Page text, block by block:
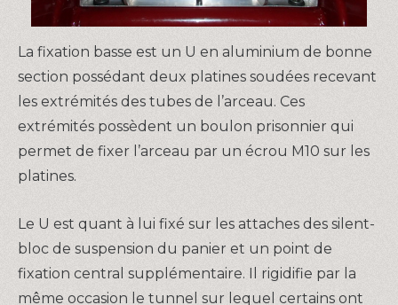
La fixation basse est un U en aluminium de bonne
section possédant deux platines soudées recevant
les extrémités des tubes de l’arceau. Ces
extrémités possèdent un boulon prisonnier qui
permet de fixer l’arceau par un écrou M10 sur les
platines.
Le U est quant à lui fixé sur les attaches des silent-
bloc de suspension du panier et un point de
fixation central supplémentaire. Il rigidifie par la
même occasion le tunnel sur lequel certains ont